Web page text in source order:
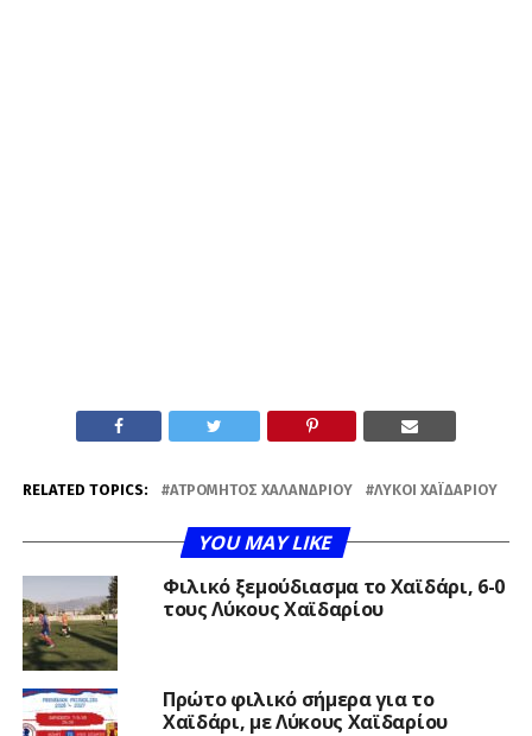
RELATED TOPICS: ΑΤΡΌΜΗΤΟΣ ΧΑΛΑΝΔΡΊΟΥ ΛΎΚΟΙ ΧΑΪΔΑΡΊΟΥ
YOU MAY LIKE
Φιλικό ξεμούδιασμα το Χαϊδάρι, 6-0
τους Λύκους Χαϊδαρίου
Πρώτο φιλικό σήμερα για το
Χαϊδάρι, με Λύκους Χαϊδαρίου